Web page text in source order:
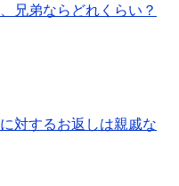
兄弟ならどれくらい？
対するお返しは親戚な